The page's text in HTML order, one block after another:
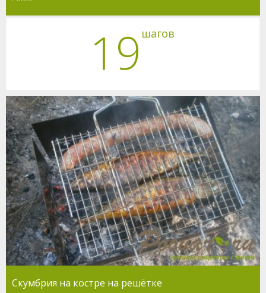
19 шагов
Скумбрия на костре на решётке